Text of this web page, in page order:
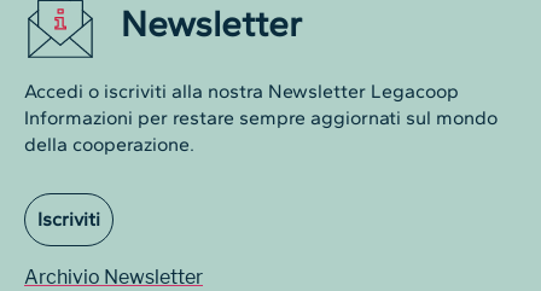
Newsletter
Accedi o iscriviti alla nostra Newsletter Legacoop
Informazioni per restare sempre aggiornati sul mondo
della cooperazione.
Iscriviti
Archivio Newsletter